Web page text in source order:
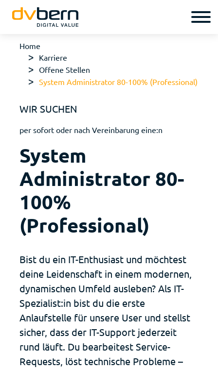
Deutsch Français
Home
Karriere
Offene Stellen
System Administrator 80-100% (Professional)
WIR SUCHEN
per sofort oder nach Vereinbarung eine:n
System
Administrator 80-
100%
(Professional)
Bist du ein IT-Enthusiast und möchtest
deine Leidenschaft in einem modernen,
dynamischen Umfeld ausleben? Als IT-
Spezialist:in bist du die erste
Anlaufstelle für unsere User und stellst
sicher, dass der IT-Support jederzeit
rund läuft. Du bearbeitest Service-
Requests, löst technische Probleme –